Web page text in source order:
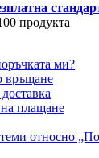
продукта
ми?
връщане
плащане
относно